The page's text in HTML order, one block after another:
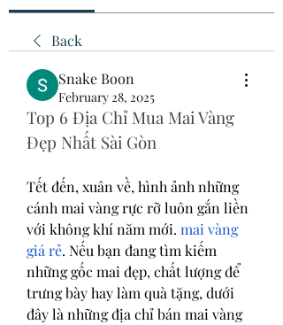
Back
Snake Boon
February 28, 2025
Top 6 Địa Chỉ Mua Mai Vàng
Đẹp Nhất Sài Gòn
Tết đến, xuân về, hình ảnh những
cánh mai vàng rực rỡ luôn gắn liền
với không khí năm mới. mai vàng
giá rẻ. Nếu bạn đang tìm kiếm
những gốc mai đẹp, chất lượng để
trưng bày hay làm quà tặng, dưới
đây là những địa chỉ bán mai vàng